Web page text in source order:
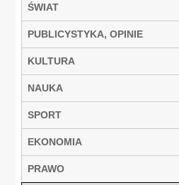
ŚWIAT
PUBLICYSTYKA, OPINIE
KULTURA
NAUKA
SPORT
EKONOMIA
PRAWO